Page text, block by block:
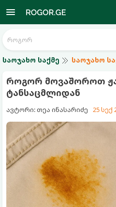
საოჯახო საქმე საოჯახო
როგორ მოვაშოროთ
ტანსაცმლიდან
ავტორი: თეა ინასარიძე 25 სექ